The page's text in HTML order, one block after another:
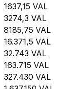
1637,15 VAL
3274,3 VAL
8185,75 VAL
16.371,5 VAL
32.743 VAL
163.715 VAL
327.430 VAL